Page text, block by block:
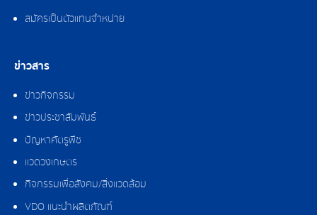
สมัครเป็นตัวแทนจำหน่าย
ข่าวสาร
ข่าวกิจกรรม
ข่าวประชาสัมพันธ์
ปัญหาศัตรูพืช
แวดวงเกษตร
กิจกรรมเพื่อสังคม/สิ่งแวดล้อม
VDO แนะนำผลิตภัณฑ์